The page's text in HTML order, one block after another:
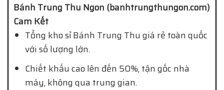
Bánh Trung Thu Ngon (banhtrungthungon.com)
Cam Kết
Tổng kho sỉ Bánh Trung Thu giá rẻ toàn quốc
với số lượng lớn.
Chiết khấu cao lên đến 50%, tận gốc nhà
máy, không qua trung gian.